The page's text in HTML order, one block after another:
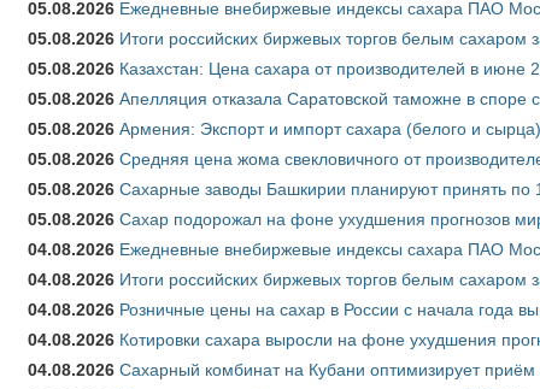
05.08.2026 Ежедневные внебиржевые индексы сахара ПАО
05.08.2026 Итоги российских биржевых торгов белым сахаром
05.08.2026 Казахстан: Цена сахара от производителей в июне
05.08.2026 Апелляция отказала Саратовской таможне в
05.08.2026 Армения: Экспорт и импорт сахара (белого и
05.08.2026 Средняя цена жома свекловичного от
05.08.2026 Сахарные заводы Башкирии планируют принять по
05.08.2026 Сахар подорожал на фоне ухудшения прогнозов
04.08.2026 Ежедневные внебиржевые индексы сахара ПАО
04.08.2026 Итоги российских биржевых торгов белым сахаром
04.08.2026 Розничные цены на сахар в России с начала года
04.08.2026 Котировки сахара выросли на фоне ухудшения
04.08.2026 Сахарный комбинат на Кубани оптимизирует приём